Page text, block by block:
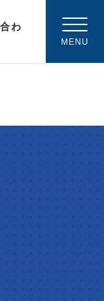
わ
MENU